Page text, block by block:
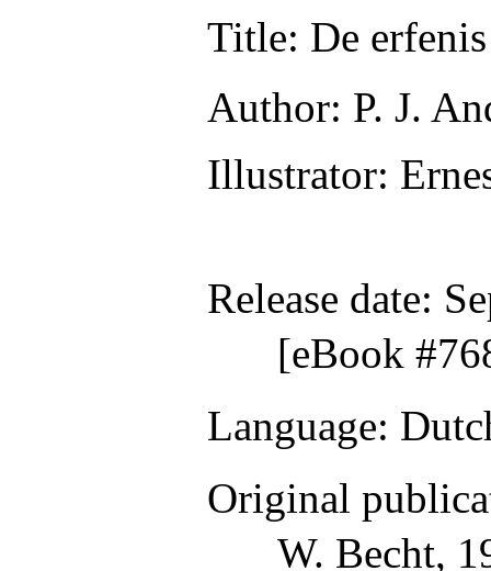
Title: De
Author: P. J.
Illustrator:
Release date:
[eBook
Language:
Original
W. Becht,